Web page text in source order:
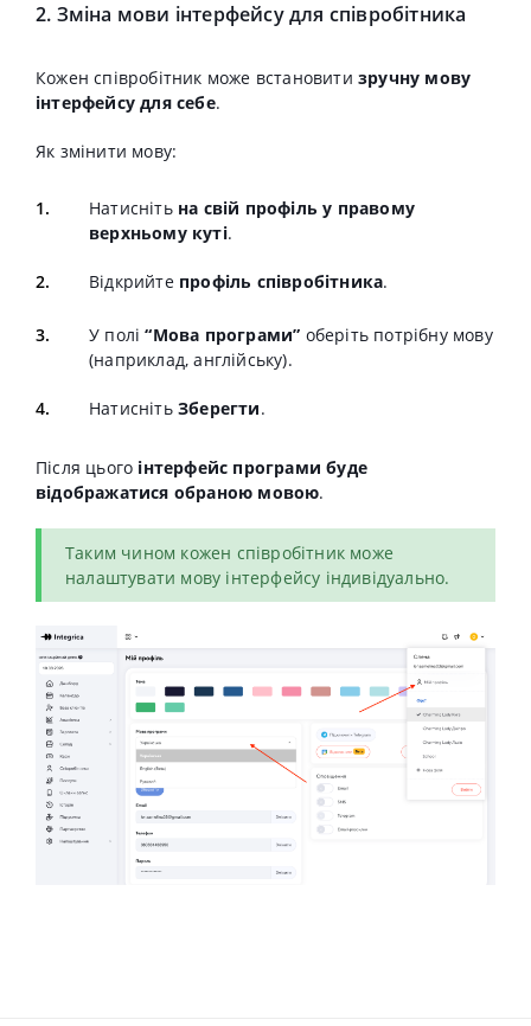
2. Зміна мови інтерфейсу для співробітника
Кожен співробітник може встановити зручну мову
інтерфейсу для себе.
Як змінити мову:
Натисніть на свій профіль у правому
верхньому куті.
Відкрийте профіль співробітника.
У полі“Мова програми” оберіть потрібну мову
(наприклад, англійську).
Натисніть Зберегти.
Після цього інтерфейс програми буде
відображатися обраною мовою.
Таким чином кожен співробітник може
налаштувати мову інтерфейсу індивідуально.